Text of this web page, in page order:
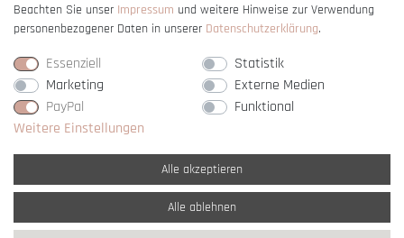
* Alle Preise verstehen sich inkl. gesetzl. MwSt. undzzgl. Versandkosten
Beachten Sie unser Impressum und weitere Hinweise zur Verwendung
personenbezogener Daten in unserer Daten­schutz­erklärung.
Essenziell
Statistik
Marketing
Externe Medien
PayPal
Funktional
Weitere Einstellungen
Alle akzeptieren
Alle ablehnen